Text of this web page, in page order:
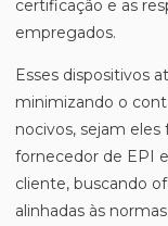
certificação e as
empregados.
Esses dispositivos
minimizando o
nocivos, sejam
fornecedor de EPI
cliente, buscando
alinhadas às